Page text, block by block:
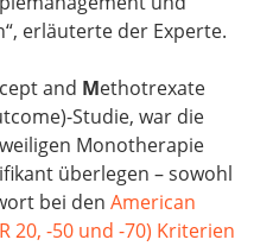
erläuterte der Experte.
and Methotrexate
Studie, war die
Monotherapie
überlegen – sowohl
bei den American
20, -50 und -70) Kriterien